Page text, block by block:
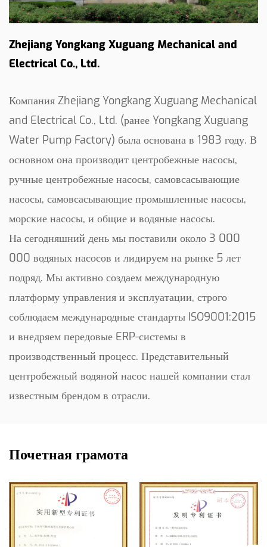
Zhejiang Yongkang Xuguang Mechanical and
Electrical Co., Ltd.
Компания Zhejiang Yongkang Xuguang Mechanical
and Electrical Co., Ltd. (ранее Yongkang Xuguang
Water Pump Factory) была основана в 1983 году. В
основном она производит центробежные насосы,
ручные центробежные насосы, самовсасывающие
насосы, самовсасывающие промышленные насосы,
морские насосы, и общие и водяные насосы.
На сегодняшний день мы поставили около 3 000
000 водяных насосов и лидируем на рынке 5 лет
подряд. Мы активно создаем международную
платформу управления и эксплуатации, строго
соблюдаем международные стандарты ISO9001:2015
и внедряем передовые ERP-системы в
производственный процесс. Представительный
центробежный водяной насос нашей компании стал
известным брендом в отрасли.
Почетная грамота